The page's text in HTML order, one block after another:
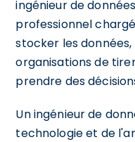
ingénieur de
professionnel
stocker les
organisations de
prendre des
Un ingénieur de
technologie et de